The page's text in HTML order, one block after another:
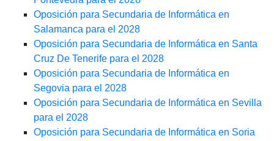
Oposición para Secundaria de Informática en
Salamanca para el 2028
Oposición para Secundaria de Informática en Santa
Cruz De Tenerife para el 2028
Oposición para Secundaria de Informática en
Segovia para el 2028
Oposición para Secundaria de Informática en Sevilla
para el 2028
Oposición para Secundaria de Informática en Soria